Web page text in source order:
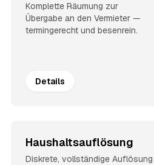
Komplette Räumung zur
Übergabe an den Vermieter —
termingerecht und besenrein.
Details
Haushaltsauflösung
Diskrete, vollständige Auflösung